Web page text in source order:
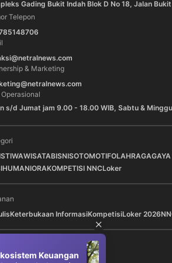
Gading Bukit Indah Blok D No 18, Jalan
Telepon
& Marketing
s/d Jumat jam 9.00 - 18.00 WIB, Sabtu &
WISATABISNISOTOMOTIFOLAHRAGA
HUMANIORAKOMPETISI NNCLoker
Keterbukaan InformasiKompetisiLoker 2026
di
Keuangan